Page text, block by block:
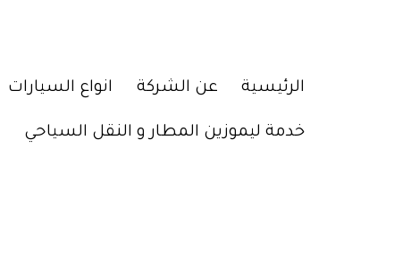
الرئيسية عن الشركة انواع السيارات
خدمة ليموزين المطار و النقل السياحي